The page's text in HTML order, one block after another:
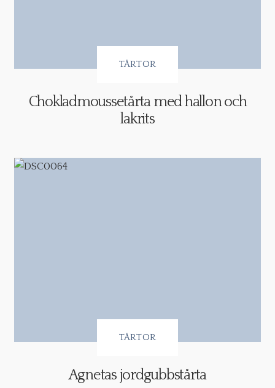
TÅRTOR
Chokladmoussetårta med hallon och
lakrits
TÅRTOR
Agnetas jordgubbstårta